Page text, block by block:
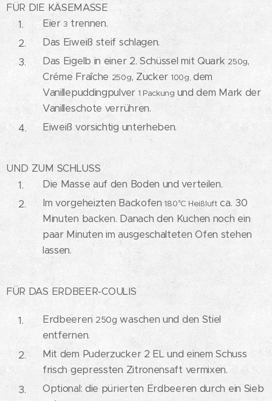
FÜR DIE KÄSEMASSE
Eier 3 trennen.
Das Eiweiß steif schlagen.
Das Eigelb in einer 2. Schüssel mit Quark 250g,
Créme Fraîche 250g, Zucker 100g, dem
Vanillepuddingpulver1 Packung und dem Mark der
Vanilleschote verrühren.
Eiweiß vorsichtig unterheben.
UND ZUM SCHLUSS
Die Masse auf den Boden und verteilen.
Im vorgeheizten Backofen180°C Heißluftca. 30
Minuten backen. Danach den Kuchen noch ein
paar Minuten im ausgeschalteten Ofen stehen
lassen.
FÜR DAS ERDBEER-COULIS
Erdbeeren 250g waschen und den Stiel
entfernen.
Mit dem Puderzucker 2 EL und einem Schuss
frisch gepressten Zitronensaft vermixen.
Optional: die pürierten Erdbeeren durch ein Sieb